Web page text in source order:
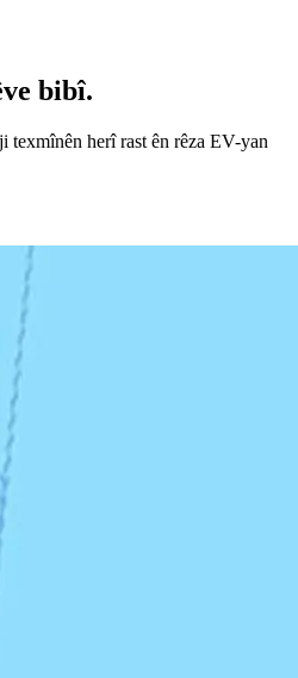
bibî.
herî rast ên rêza EV-yan